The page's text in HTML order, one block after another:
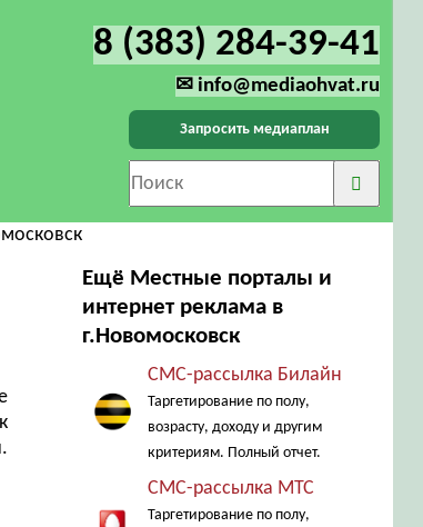
8 (383) 284-39-41
✉ info@mediaohvat.ru
Запросить медиаплан
Ещё Местные порталы и
интернет реклама в
г.Новомосковск
СМС-рассылка Билайн
Таргетирование по полу,
возрасту, доходу и другим
критериям. Полный отчет.
СМС-рассылка МТС
Таргетирование по полу,